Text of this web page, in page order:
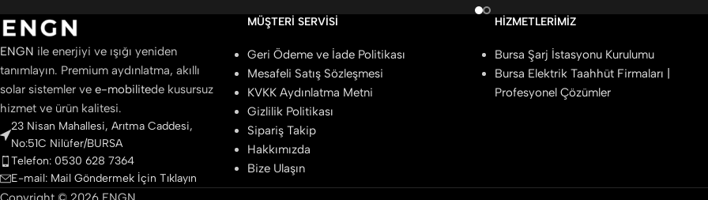
ENGN ile enerjiyi ve ışığı yeniden
tanımlayın. Premium aydınlatma, akıllı
solar sistemler ve e-mobilitede kusursuz
hizmet ve ürün kalitesi.
23 Nisan Mahallesi, Arıtma Caddesi,
No:51C Nilüfer/BURSA
Telefon: 0530 628 7364
E-mail: Mail Göndermek İçin Tıklayın
MÜŞTERI SERVISI
Geri Ödeme ve İade Politikası
Mesafeli Satış Sözleşmesi
KVKK Aydınlatma Metni
Gizlilik Politikası
Sipariş Takip
Hakkımızda
Bize Ulaşın
HIZMETLERIMIZ
Bursa Şarj İstasyonu Kurulumu
Bursa Elektrik Taahhüt Firmaları |
Profesyonel Çözümler